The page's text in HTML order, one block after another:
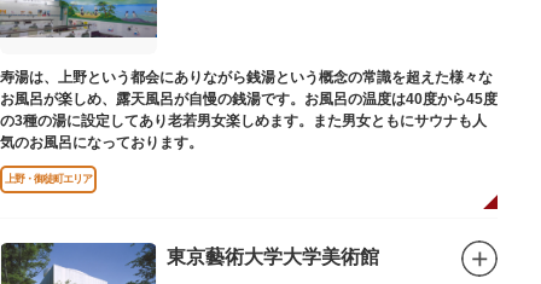
寿湯は、上野という都会にありながら銭湯という概念の常識を超えた様々な
お風呂が楽しめ、露天風呂が自慢の銭湯です。お風呂の温度は40度から45度
の3種の湯に設定してあり老若男女楽しめます。また男女ともにサウナも人
気のお風呂になっております。
上野・御徒町エリア
東京藝術大学大学美術館